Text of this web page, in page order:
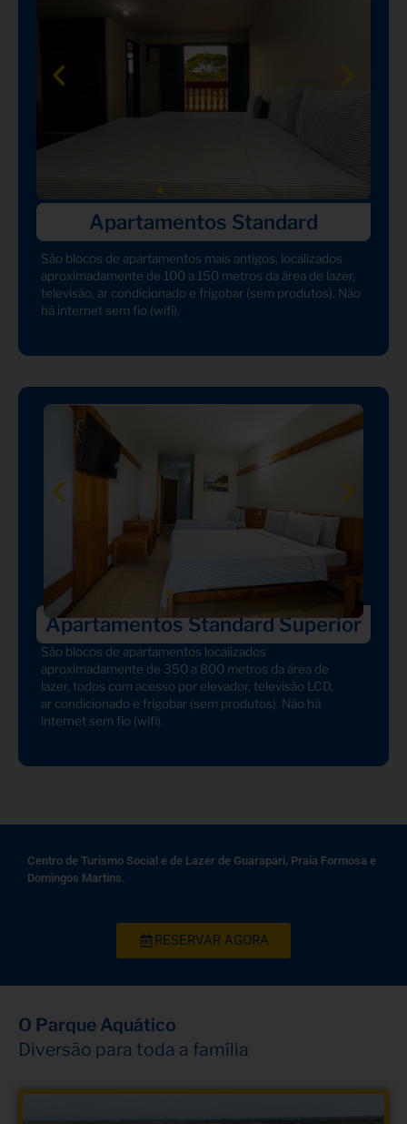
Apartamentos Standard
São blocos de apartamentos mais antigos, localizados
aproximadamente de 100 a 150 metros da área de lazer,
televisão, ar condicionado e frigobar (sem produtos). Não
há internet sem fio (wifi).
Apartamentos Standard Superior
São blocos de apartamentos localizados
aproximadamente de 350 a 800 metros da área de
lazer, todos com acesso por elevador, televisão LCD,
ar condicionado e frigobar (sem produtos). Não há
internet sem fio (wifi).
Centro de Turismo Social e de Lazer de Guarapari, Praia Formosa e
Domingos Martins.
RESERVAR AGORA
O Parque Aquático
Diversão para toda a família